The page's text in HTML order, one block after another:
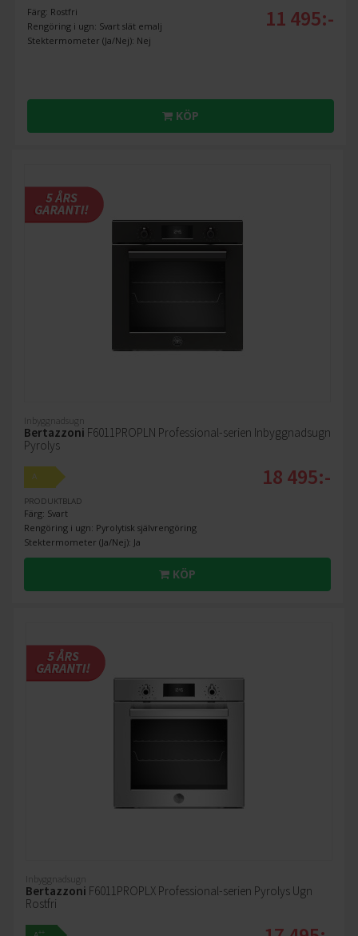
Färg: Rostfri
Rengöring i ugn: Svart slät emalj
Stektermometer (Ja/Nej): Nej
11 495:-
KÖP
Inbyggnadsugn
Bertazzoni F6011PROPLN Professional-serien Inbyggnadsugn
Pyrolys
A
PRODUKTBLAD
Färg: Svart
Rengöring i ugn: Pyrolytisk självrengöring
Stektermometer (Ja/Nej): Ja
18 495:-
KÖP
Inbyggnadsugn
Bertazzoni F6011PROPLX Professional-serien Pyrolys Ugn
Rostfri
++